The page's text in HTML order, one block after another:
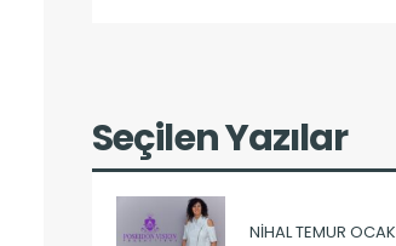
Seçilen Yazılar
NIHAL TEMUR OCAK